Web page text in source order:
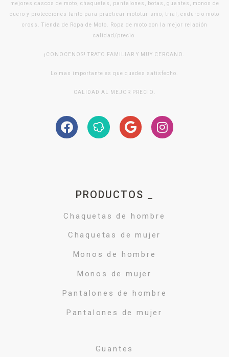
mejores cascos de moto, chaquetas, pantalones, botas, guantes, monos de
cuero y protecciones tanto para practicar mototurismo, trial, enduro o moto
cross. Tienda de Ropa de Moto. Ropa de moto con la mejor relación
calidad/precio.
¡CONOCENOS! TRATO FAMILIAR Y MUY CERCANO.
Lo mas importante es que quedes satisfecho.
CALIDAD AL MEJOR PRECIO.
PRODUCTOS _
Chaquetas de hombre
Chaquetas de mujer
Monos de hombre
Monos de mujer
Pantalones de hombre
Pantalones de mujer
Guantes